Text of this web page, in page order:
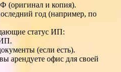
(оригинал и копия).
год (например, по
статус ИП:
(если есть).
арендуете офис для своей